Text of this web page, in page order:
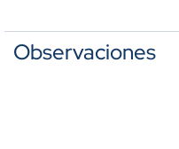
Observaciones